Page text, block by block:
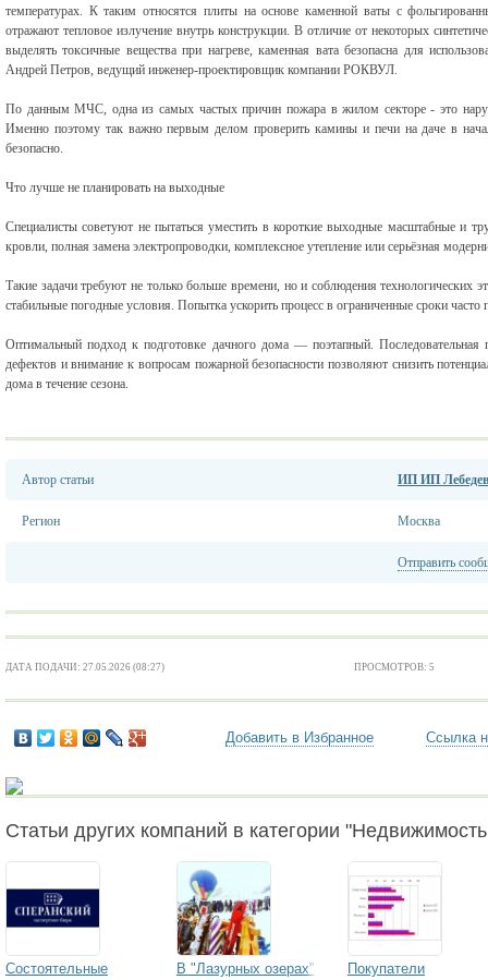
температурах. К таким относятся плиты на основе каменной ваты с
отражают тепловое излучение внутрь конструкции. В отличие от некоторых
выделять токсичные вещества при нагреве, каменная вата безопасна для
Андрей Петров, ведущий инженер-проектировщик компании РОКВУЛ.
По данным МЧС, одна из самых частых причин пожара в жилом секторе - это
Именно поэтому так важно первым делом проверить камины и печи на даче в
безопасно.
Что лучше не планировать на выходные
Специалисты советуют не пытаться уместить в короткие выходные масштабные и
кровли, полная замена электропроводки, комплексное утепление или серьёзная
Такие задачи требуют не только больше времени, но и соблюдения технологических
стабильные погодные условия. Попытка ускорить процесс в ограниченные сроки
Оптимальный подход к подготовке дачного дома — поэтапный. Последовательная
дефектов и внимание к вопросам пожарной безопасности позволяют снизить
дома в течение сезона.
Автор статьи ИП ИП Лебедев
Регион Москва
Отправить
ДАТА ПОДАЧИ: 27.05.2026 (08:27) ПРОСМОТРОВ: 5
Добавить в Избранное Ссылка
Статьи других компаний в категории
Состоятельные
В "Лазурных озерах"
Покупатели